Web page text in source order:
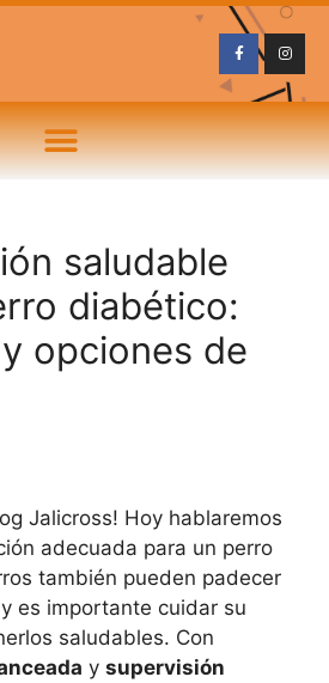
saludable
diabético:
opciones de
Jalicross! Hoy hablaremos
adecuada para un perro
también pueden padecer
es importante cuidar su
saludables. Con
y supervisión